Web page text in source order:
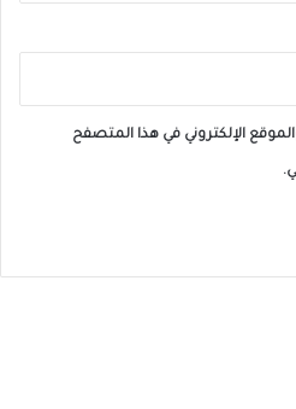
الإلكتروني في هذا المتصفح